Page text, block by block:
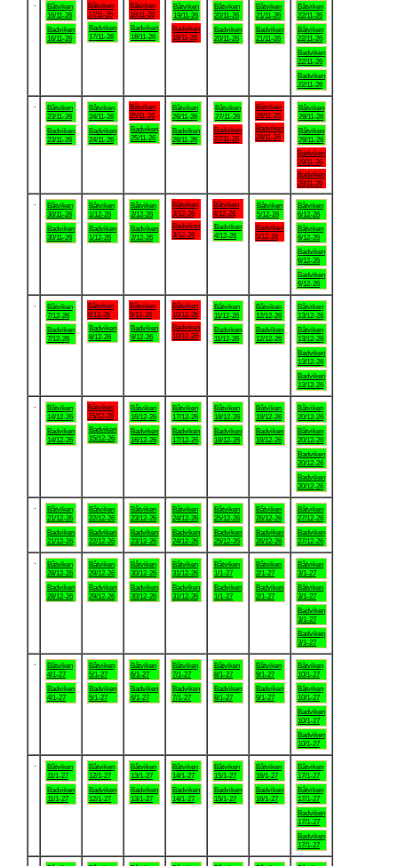
Båtviken
16/11-26
Badviken
16/11-26
Båtviken
17/11-26
Badviken
17/11-26
Båtviken
18/11-26
Badviken
18/11-26
Båtviken
19/11-26
Badviken
19/11-26
Båtviken
20/11-26
Badviken
20/11-26
Båtviken
21/11-26
Badviken
21/11-26
Båtviken
22/11-26
Båtviken
22/11-26
Badviken
22/11-26
Badviken
22/11-26
Båtviken
23/11-26
Badviken
23/11-26
Båtviken
24/11-26
Badviken
24/11-26
Båtviken
25/11-26
Badviken
25/11-26
Båtviken
26/11-26
Badviken
26/11-26
Båtviken
27/11-26
Badviken
27/11-26
Båtviken
28/11-26
Badviken
28/11-26
Båtviken
29/11-26
Båtviken
29/11-26
Badviken
29/11-26
Badviken
29/11-26
Båtviken
30/11-26
Badviken
30/11-26
Båtviken
1/12-26
Badviken
1/12-26
Båtviken
2/12-26
Badviken
2/12-26
Båtviken
3/12-26
Badviken
3/12-26
Båtviken
4/12-26
Badviken
4/12-26
Båtviken
5/12-26
Badviken
5/12-26
Båtviken
6/12-26
Båtviken
6/12-26
Badviken
6/12-26
Badviken
6/12-26
Båtviken
7/12-26
Badviken
7/12-26
Båtviken
8/12-26
Badviken
8/12-26
Båtviken
9/12-26
Badviken
9/12-26
Båtviken
10/12-26
Badviken
10/12-26
Båtviken
11/12-26
Badviken
11/12-26
Båtviken
12/12-26
Badviken
12/12-26
Båtviken
13/12-26
Båtviken
13/12-26
Badviken
13/12-26
Badviken
13/12-26
Båtviken
14/12-26
Badviken
14/12-26
Båtviken
15/12-26
Badviken
15/12-26
Båtviken
16/12-26
Badviken
16/12-26
Båtviken
17/12-26
Badviken
17/12-26
Båtviken
18/12-26
Badviken
18/12-26
Båtviken
19/12-26
Badviken
19/12-26
Båtviken
20/12-26
Båtviken
20/12-26
Badviken
20/12-26
Badviken
20/12-26
Båtviken
21/12-26
Badviken
21/12-26
Båtviken
22/12-26
Badviken
22/12-26
Båtviken
23/12-26
Badviken
23/12-26
Båtviken
24/12-26
Badviken
24/12-26
Båtviken
25/12-26
Badviken
25/12-26
Båtviken
26/12-26
Badviken
26/12-26
Båtviken
27/12-26
Badviken
27/12-26
Båtviken
28/12-26
Badviken
28/12-26
Båtviken
29/12-26
Badviken
29/12-26
Båtviken
30/12-26
Badviken
30/12-26
Båtviken
31/12-26
Badviken
31/12-26
Båtviken
1/1-27
Badviken
1/1-27
Båtviken
2/1-27
Badviken
2/1-27
Båtviken
3/1-27
Båtviken
3/1-27
Badviken
3/1-27
Badviken
3/1-27
Båtviken
4/1-27
Badviken
4/1-27
Båtviken
5/1-27
Badviken
5/1-27
Båtviken
6/1-27
Badviken
6/1-27
Båtviken
7/1-27
Badviken
7/1-27
Båtviken
8/1-27
Badviken
8/1-27
Båtviken
9/1-27
Badviken
9/1-27
Båtviken
10/1-27
Båtviken
10/1-27
Badviken
10/1-27
Badviken
10/1-27
Båtviken
11/1-27
Badviken
11/1-27
Båtviken
12/1-27
Badviken
12/1-27
Båtviken
13/1-27
Badviken
13/1-27
Båtviken
14/1-27
Badviken
14/1-27
Båtviken
15/1-27
Badviken
15/1-27
Båtviken
16/1-27
Badviken
16/1-27
Båtviken
17/1-27
Båtviken
17/1-27
Badviken
17/1-27
Badviken
17/1-27